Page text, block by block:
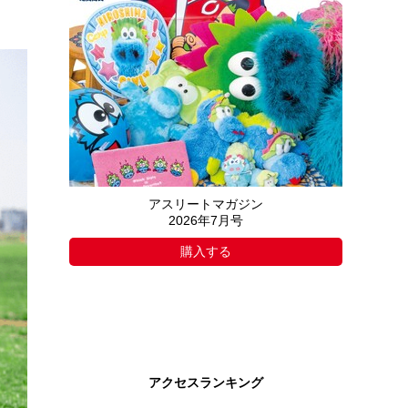
アスリートマガジン
2026年7月号
購入する
アクセスランキング